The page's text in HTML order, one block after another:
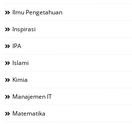
Ilmu Pengetahuan
Inspirasi
IPA
Islami
Kimia
Manajemen IT
Matematika